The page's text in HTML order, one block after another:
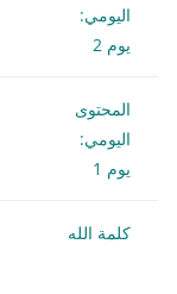
اليومي:
يوم 2
المحتوى
اليومي:
يوم 1
كلمة الله